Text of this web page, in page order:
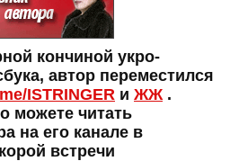
кончиной укро-
автор переместился
ISTRINGER и ЖЖ .
можете читать
на его канале в
встречи